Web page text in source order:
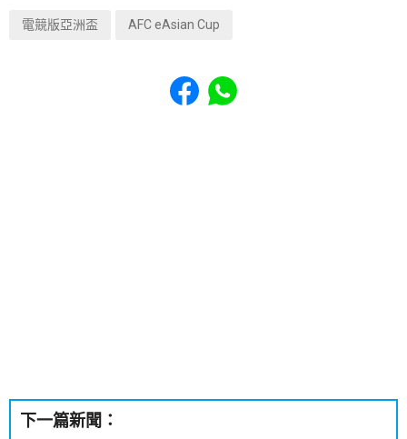
電競版亞洲盃 AFC eAsian Cup
Share to Facebook
Share to WhatsApp
下一篇新聞：